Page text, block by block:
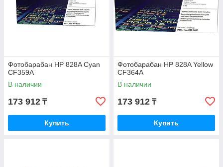
Фотобарабан HP 828A Cyan
CF359A
В наличии
173 912 ₸
Купить
Фотобарабан HP 828A Yellow
CF364A
В наличии
173 912 ₸
Купить